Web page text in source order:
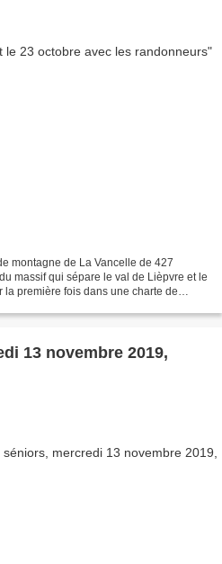
montagne de La Vancelle de 427
massif qui sépare le val de Lièpvre et le
première fois dans une charte de
13 novembre 2019,